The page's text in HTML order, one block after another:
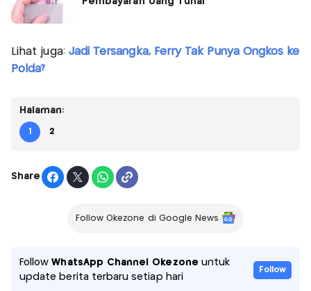
Lihat juga: Jadi Tersangka, Ferry Tak Punya Ongkos ke
Polda?
Halaman:
1 2
Share
Follow Okezone di Google News
FollowWhatsApp Channel Okezone untuk
update berita terbaru setiap hari
Follow